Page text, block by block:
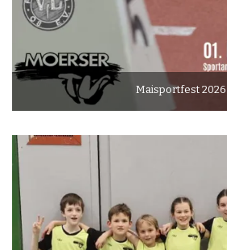
Maisportfest 2026